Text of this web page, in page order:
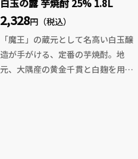
2,328円（税込）
「魔王」の蔵元として名高い白玉醸
造が手がける、定番の芋焼酎。地
元、大隅産の黄金千貫と白麹を用